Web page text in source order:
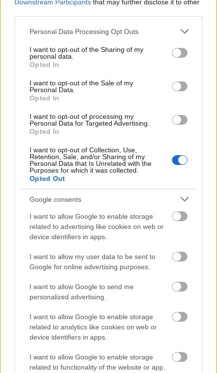
Downstream Participants that may further disclose it to other
Please note that this website/app uses one or more Google
not limited to your visit or usage behaviour. You may click to
grant or deny consent to Google and its third-party tags to
use your data for below specified purposes in below Google
consent section.
Personal Data Processing Opt Outs
I want to opt-out of the Sharing of my
personal data.
Opted In
I want to opt-out of the Sale of my
Personal Data.
Opted In
I want to opt-out of processing my
Personal Data for Targeted Advertising.
Opted In
I want to opt-out of Collection, Use,
Retention, Sale, and/or Sharing of my
Personal Data that Is Unrelated with the
Purposes for which it was collected.
Opted Out
Google consents
I want to allow Google to enable storage
related to advertising like cookies on web or
device identifiers in apps.
I want to allow my user data to be sent to
Google for online advertising purposes.
I want to allow Google to send me
personalized advertising.
I want to allow Google to enable storage
related to analytics like cookies on web or
device identifiers in apps.
I want to allow Google to enable storage
related to functionality of the website or app.
Kíméletlenül visszavágtak az ukránok Kijev
rakétázása miatt
HÍREK 2 órája
Bizarr baleset történt a budapesti metrón
HÍREK 4 órája
Amerika
HÍREK 5 órája
El is dőlt, ki lesz a köztársasági elnök
HÍREK 6 órája